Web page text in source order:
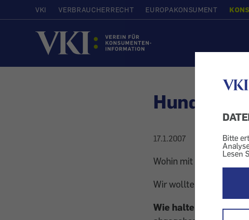
Bitte
Lesen
VKI VERBRAUCHERRECHT EUROPAKONSUMENT
Startseite
Hundekot
17.1.2007
Wohin mit dem Hauferl?
Wir wollten von Ihnen
Wie halten Sie es mit